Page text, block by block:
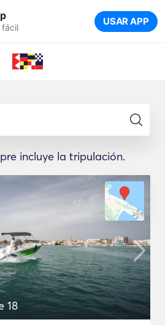
fácil USAR APP
incluye la tripulación.
18